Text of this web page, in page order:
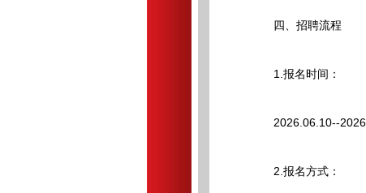
四、招聘流程
1.报名时间：
2026.06.10--
2.报名方式：